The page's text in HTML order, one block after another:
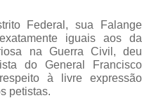
Federal, sua Falange
iguais aos da
na Guerra Civil, deu
do General Francisco
à livre expressão
petistas.